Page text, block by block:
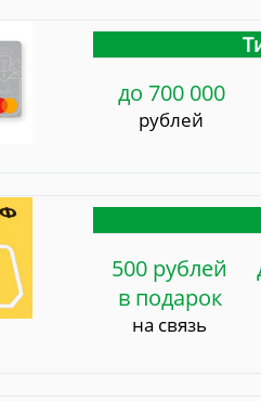
до 700 000
рублей
500 рублей
в подарок
на связь